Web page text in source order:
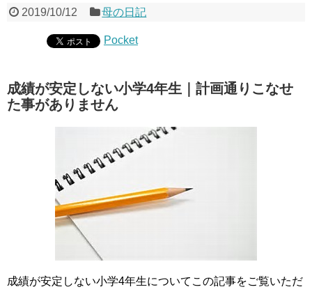
2019/10/12 母の日記
Pocket
成績が安定しない小学4年生｜計画通りこなせ
た事がありません
成績が安定しない小学4年生についてこの記事をご覧いただ